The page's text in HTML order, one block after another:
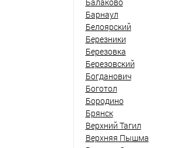
Барнаул
Белоярский
Березники
Березовка
Березовский
Богданович
Боготол
Бородино
Брянск
Верхний Тагил
Верхняя Пышма